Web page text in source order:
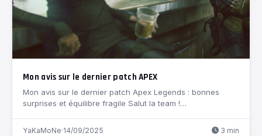
Mon avis sur le dernier patch APEX
Mon avis sur le dernier patch Apex Legends : bonnes
surprises et équilibre fragile Salut la team !…
YaKaMoNe·14/09/2025 3 min